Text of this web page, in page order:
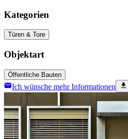
Kategorien
Türen & Tore
Objektart
Öffentliche Bauten
Ich wünsche mehr Informationen